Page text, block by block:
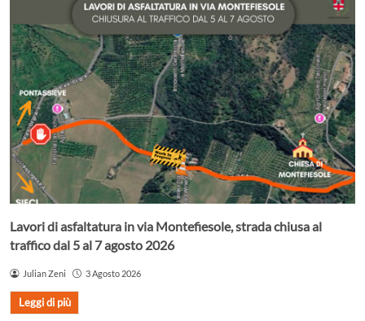
Lavori di asfaltatura in via Montefiesole, strada chiusa al
traffico dal 5 al 7 agosto 2026
Julian Zeni 3 Agosto 2026
Leggi di più